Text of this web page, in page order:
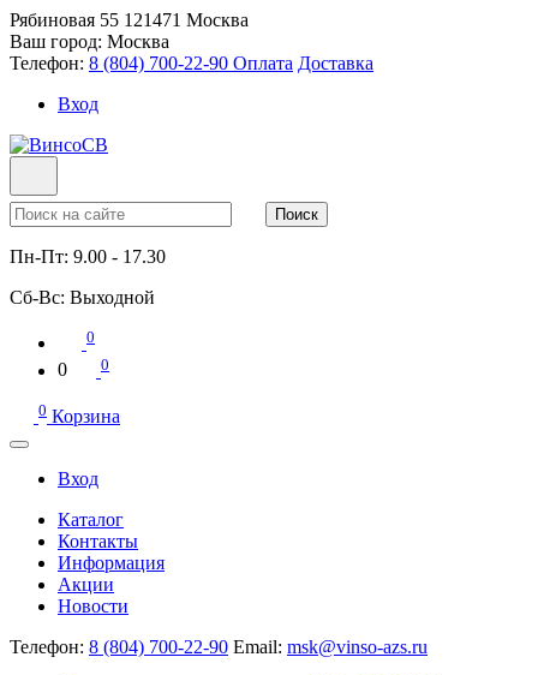
Рябиновая 55 121471 Москва
Ваш город: Москва
Телефон: 8 (804) 700-22-90 Оплата Доставка
Вход
Поиск
Пн-Пт: 9.00 - 17.30
Сб-Вс: Выходной
0
0 0
0 Корзина
Вход
Каталог
Контакты
Информация
Акции
Новости
Телефон: 8 (804) 700-22-90 Email: msk@vinso-azs.ru